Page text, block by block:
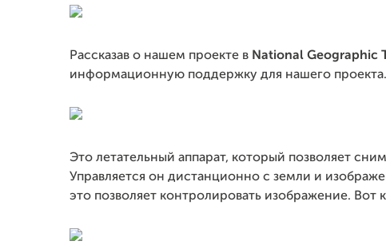
Рассказав о нашем проекте в National Geographic
информационную поддержку для нашего проекта.
Это летательный аппарат, который позволяет
Управляется он дистанционно с земли и
это позволяет контролировать изображение. Вот